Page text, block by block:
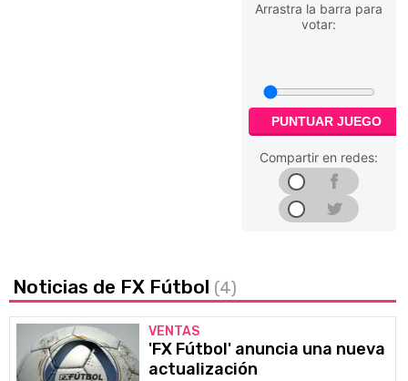
Arrastra la barra para
votar:
PUNTUAR JUEGO
Compartir en redes:
Noticias de FX Fútbol (4)
VENTAS
'FX Fútbol' anuncia una nueva
actualización